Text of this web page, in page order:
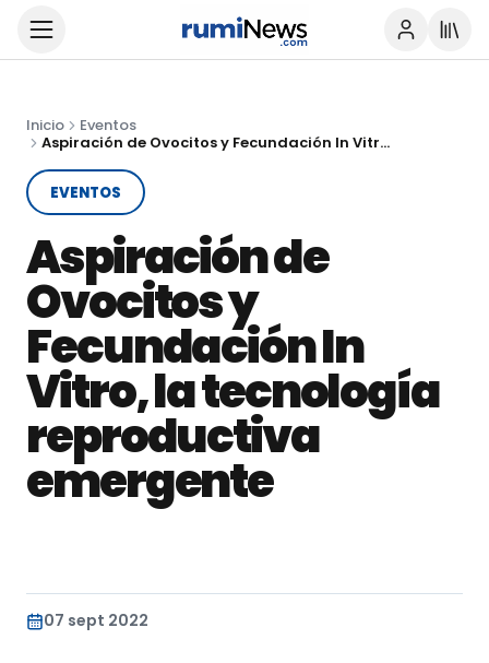
Inicio
Eventos
Aspiración de Ovocitos y Fecundación In Vitro, la tecnología reproductiva emergente
EVENTOS
Aspiración de
Ovocitos y
Fecundación In
Vitro, la tecnología
reproductiva
emergente
07 sept 2022